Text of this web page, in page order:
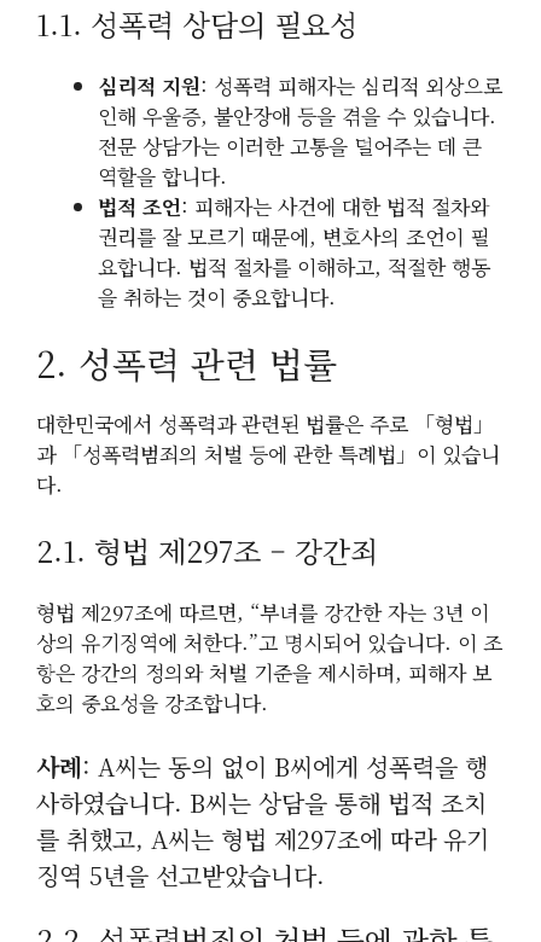
1.1. 성폭력 상담의 필요성
심리적 지원: 성폭력 피해자는 심리적 외상으로
인해 우울증, 불안장애 등을 겪을 수 있습니다.
전문 상담가는 이러한 고통을 덜어주는 데 큰
역할을 합니다.
법적 조언: 피해자는 사건에 대한 법적 절차와
권리를 잘 모르기 때문에, 변호사의 조언이 필
요합니다. 법적 절차를 이해하고, 적절한 행동
을 취하는 것이 중요합니다.
2. 성폭력 관련 법률
대한민국에서 성폭력과 관련된 법률은 주로 「형법」
과 「성폭력범죄의 처벌 등에 관한 특례법」이 있습니
다.
2.1. 형법 제297조 – 강간죄
형법 제297조에 따르면, “부녀를 강간한 자는 3년 이
상의 유기징역에 처한다.”고 명시되어 있습니다. 이 조
항은 강간의 정의와 처벌 기준을 제시하며, 피해자 보
호의 중요성을 강조합니다.
사례: A씨는 동의 없이 B씨에게 성폭력을 행
사하였습니다. B씨는 상담을 통해 법적 조치
를 취했고, A씨는 형법 제297조에 따라 유기
징역 5년을 선고받았습니다.